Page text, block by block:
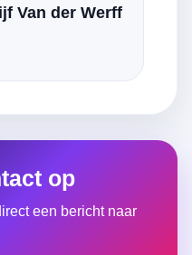
Van der Werff
op
een bericht naar